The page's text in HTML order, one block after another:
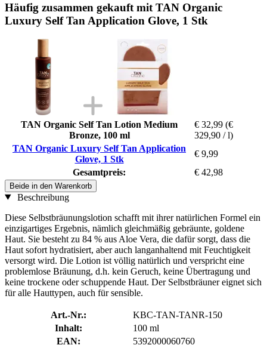
Häufig zusammen gekauft mit TAN Organic
Luxury Self Tan Application Glove, 1 Stk
TAN Organic Self Tan Lotion Medium
Bronze, 100 ml
€ 32,99 (€
329,90 / l)
TAN Organic Luxury Self Tan Application
Glove, 1 Stk
€ 9,99
Gesamtpreis:
€ 42,98
Beide in den Warenkorb
Beschreibung
Diese Selbstbräunungslotion schafft mit ihrer natürlichen Formel ein
einzigartiges Ergebnis, nämlich gleichmäßig gebräunte, goldene
Haut. Sie besteht zu 84 % aus Aloe Vera, die dafür sorgt, dass die
Haut sofort hydratisiert, aber auch langanhaltend mit Feuchtigkeit
versorgt wird. Die Lotion ist völlig natürlich und verspricht eine
problemlose Bräunung, d.h. kein Geruch, keine Übertragung und
keine trockene oder schuppende Haut. Der Selbstbräuner eignet sich
für alle Hauttypen, auch für sensible.
Art.-Nr.:
KBC-TAN-TANR-150
Inhalt:
100 ml
EAN:
5392000060760